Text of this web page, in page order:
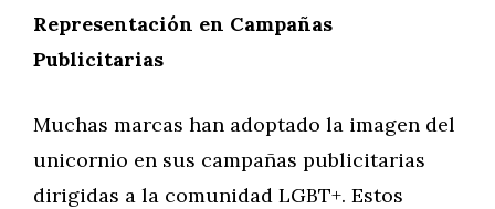
Representación en Campañas
Publicitarias
Muchas marcas han adoptado la imagen del
unicornio en sus campañas publicitarias
dirigidas a la comunidad LGBT+. Estos